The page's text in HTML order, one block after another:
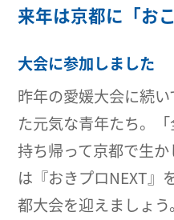
来年は京都に「お
大会に参加しました
昨年の愛媛大会に続
た元気な青年たち。
持ち帰って京都で生
は『おきプロNEXT』
都大会を迎えましょ